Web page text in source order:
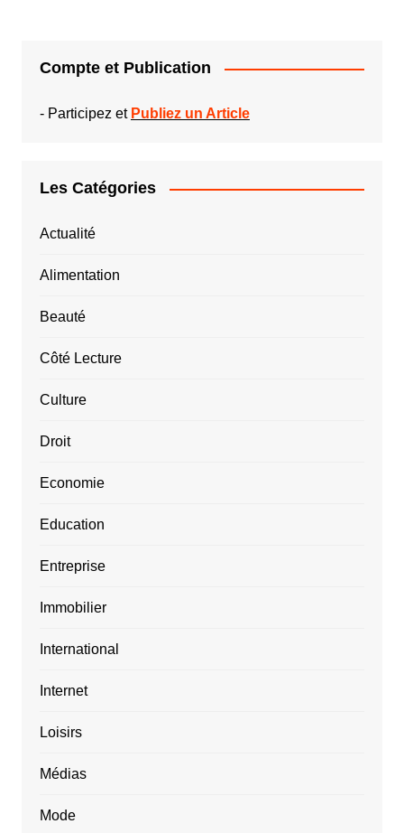
Compte et Publication
- Participez et Publiez un Article
Les Catégories
Actualité
Alimentation
Beauté
Côté Lecture
Culture
Droit
Economie
Education
Entreprise
Immobilier
International
Internet
Loisirs
Médias
Mode